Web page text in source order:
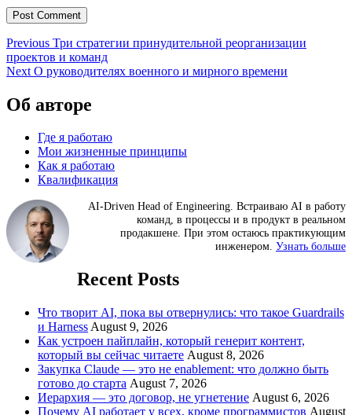
Post
navigation
Previous Previous
post:
Три стратегии принудительной реорганизации
проектов и команд
Next Next
О руководителях военного и мирного времени
Об авторе
Где я работаю
Мои жизненные принципы
Как я работаю
Квалификация
AI-Driven Head of Engineering. Встраиваю AI в работу
команд, в процессы и в продукт в реальном
продакшене. При этом остаюсь практикующим
инженером. Узнать больше
Recent Posts
Что творит AI, пока вы отвернулись: что такое Guardrails
и Harness August 9, 2026
Как устроен пайплайн, который генерит контент,
который вы сейчас читаете August 8, 2026
Закупка Claude — это не enablement: что должно быть
готово до старта August 7, 2026
Иерархия — это договор, не угнетение August 6, 2026
Почему AI работает у всех, кроме программистов August